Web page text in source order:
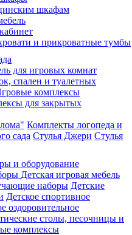
шкафам
и прикроватные тумбы
для игровых комнат
спален и туалетных
комплексы
для закрытых
Комплекты логопеда и
сада Стулья Джери Стулья
и оборудование
Детская игровая мебель
наборы Детские
Детское спортивное
оздоровительное
столы, песочницы и
комплексы